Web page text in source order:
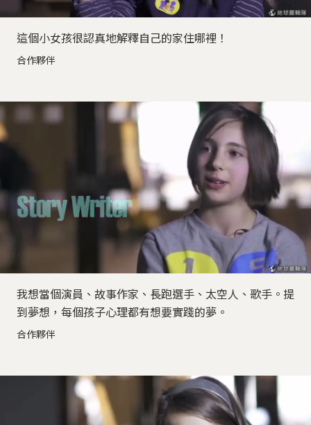
這個小女孩很認真地解釋自己的家住哪裡！
合作夥伴
我想當個演員、故事作家、長跑選手、太空人、歌手。提
到夢想，每個孩子心理都有想要實踐的夢。
合作夥伴